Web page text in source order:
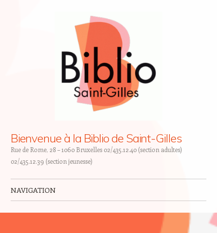
Bienvenue à la Biblio de Saint-Gilles
Rue de Rome, 28 – 1060 Bruxelles 02/435.12.40 (section adultes)
02/435.12.39 (section jeunesse)
NAVIGATION